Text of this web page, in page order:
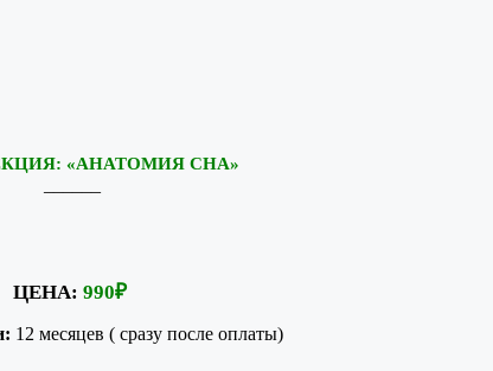
«АНАТОМИЯ СНА»
ЦЕНА: 990₽
12 месяцев ( сразу после оплаты)